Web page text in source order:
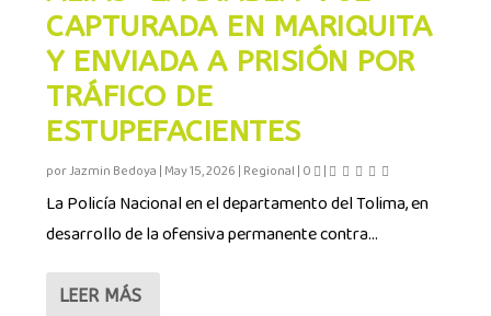
CAPTURADA EN MARIQUITA
Y ENVIADA A PRISIÓN POR
TRÁFICO DE
ESTUPEFACIENTES
porJazmin Bedoya | May 15, 2026 | Regional | 0 |
La Policía Nacional en el departamento del Tolima, en
desarrollo de la ofensiva permanente contra...
LEER MÁS